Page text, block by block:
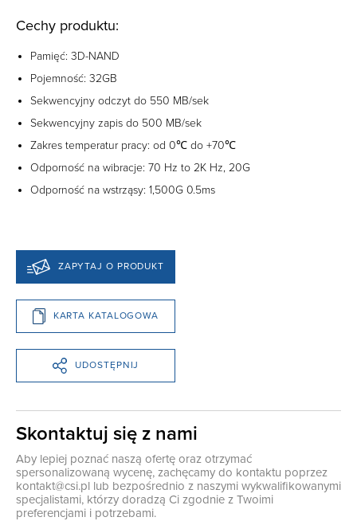
Cechy produktu:
Pamięć: 3D-NAND
Pojemność: 32GB
Sekwencyjny odczyt do 550 MB/sek
Sekwencyjny zapis do 500 MB/sek
Zakres temperatur pracy: od 0℃ do +70℃
Odporność na wibracje: 70 Hz to 2K Hz, 20G
Odporność na wstrząsy: 1,500G 0.5ms
ZAPYTAJ O PRODUKT
KARTA KATALOGOWA
UDOSTĘPNIJ
Skontaktuj się z nami
Aby lepiej poznać naszą ofertę oraz otrzymać
spersonalizowaną wycenę, zachęcamy do kontaktu poprzez
kontakt@csi.pl lub bezpośrednio z naszymi wykwalifikowanymi
specjalistami, którzy doradzą Ci zgodnie z Twoimi
preferencjami i potrzebami.